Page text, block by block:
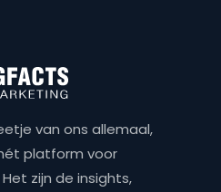
van ons allemaal,
platform voor
zijn de insights,